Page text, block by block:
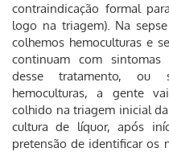
contraindicação formal
logo na triagem). Na
colhemos hemoculturas e
continuam com sintomas
desse tratamento, ou
hemoculturas, a gente
colhido na triagem inicial
cultura de líquor, após
pretensão de identificar os